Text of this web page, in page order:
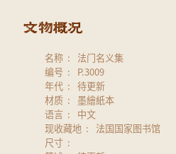
名称
法门名义集
编号
P.3009
年代
待更新
材质
墨繪紙本
语言
中文
现收藏地
法国国家图书馆
尺寸